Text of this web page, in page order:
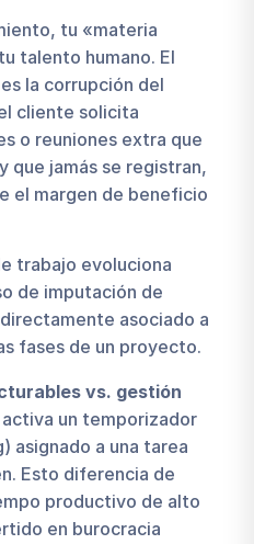
tu «materia
talento humano. El
la corrupción del
cliente solicita
o reuniones extra que
que jamás se registran,
el margen de beneficio
trabajo evoluciona
de imputación de
asociado a
fases de un proyecto.
vs. gestión
un temporizador
asignado a una tarea
Esto diferencia de
productivo de alto
en burocracia